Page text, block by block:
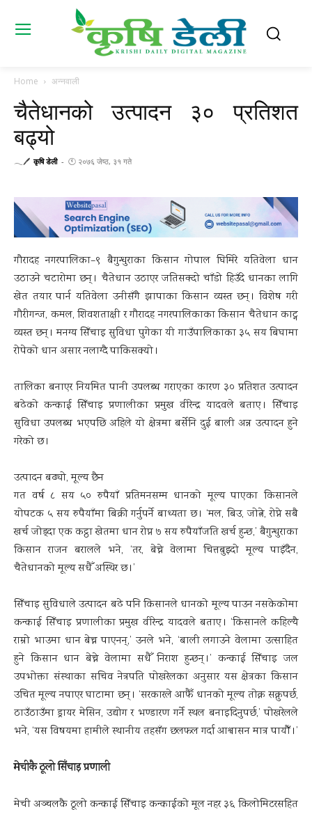
Home अन्नवाली
चैतेधानको उत्पादन ३० प्रतिशत
बढ्यो
𓂃🖊 कृषि डेली - 🕚 २०७६ जेष्ठ, ३१ गते
गौरादह नगरपालिका–९ बैगुन्धुराका किसान गोपाल घिमिरे यतिवेला धान
उठाउने चटारोमा छन् । चैतेधान उठाएर जतिसक्दो चाँडो हिउँदे धानका लागि
खेत तयार पार्न यतिवेला उनीसँगै झापाका किसान व्यस्त छन् । विशेष गरी
गौरीगन्ज, कमल, शिवशताक्षी र गौरादह नगरपालिकाका किसान चैतेधान काट्न
व्यस्त छन् । मनग्य सिँचाइ सुविधा पुगेका यी गाउँपालिकाका ३५ सय बिघामा
रोपेको धान असार नलाग्दै पाकिसक्यो ।
तालिका बनाएर नियमित पानी उपलब्ध गराएका कारण ३० प्रतिशत उत्पादन
बढेको कन्काई सिँचाइ प्रणालीका प्रमुख वीरेन्द्र यादवले बताए । सिँचाइ
सुविधा उपलब्ध भएपछि अहिले यो क्षेत्रमा बर्सेनि दुई बाली अन्न उत्पादन हुने
गरेको छ ।
उत्पादन बढ्यो, मूल्य छैन
गत वर्ष ८ सय ५० रुपैयाँ प्रतिमनसम्म धानको मूल्य पाएका किसानले
योपटक ५ सय रुपैयाँमा बिक्री गर्नुपर्ने बाध्यता छ । ‘मल, बिउ, जोत्ने, रोप्ने सबै
खर्च जोड्दा एक कट्ठा खेतमा धान रोप्न ७ सय रुपैयाँजति खर्च हुन्छ,’ बैगुन्धुराका
किसान राजन बरालले भने, ‘तर, बेच्ने वेलामा चित्तबुझ्दो मूल्य पाइँदैन,
चैतेधानको मूल्य सधैँ अस्थिर छ ।’
सिँचाइ सुविधाले उत्पादन बढे पनि किसानले धानको मूल्य पाउन नसकेकोमा
कन्काई सिँचाइ प्रणालीका प्रमुख वीरेन्द्र यादवले बताए । ‘किसानले कहिल्यै
राम्रो भाउमा धान बेच्न पाएनन्,’ उनले भने, ‘बाली लगाउने वेलामा उत्साहित
हुने किसान धान बेच्ने वेलामा सधैँ निराश हुन्छन् ।’ कन्काई सिँचाइ जल
उपभोक्ता संस्थाका सचिव नेत्रपति पोखरेलका अनुसार यस क्षेत्रका किसान
उचित मूल्य नपाएर घाटामा छन् । ‘सरकारले आफैँ धानको मूल्य तोक्न सक्नुपर्छ,
ठाउँठाउँमा ड्रायर मेसिन, उद्योग र भण्डारण गर्ने स्थल बनाइदिनुपर्छ,’ पोखरेलले
भने, ‘यस विषयमा हामीले स्थानीय तहसँग छलफल गर्दा आश्वासन मात्र पायौँ ।’
मेचीकै ठूलो सिँचाइ प्रणाली
मेची अञ्चलकै ठूलो कन्काई सिँचाइ कन्काईको मूल नहर ३६ किलोमिटरसहित